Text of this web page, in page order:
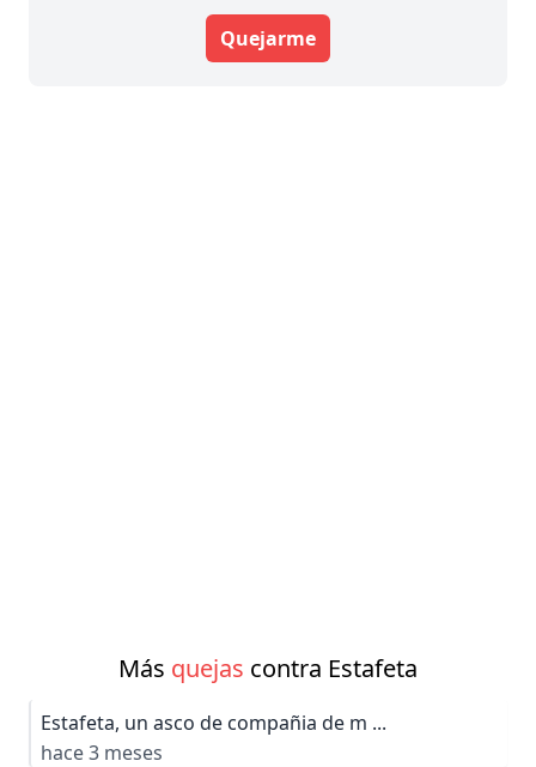
Quejarme
Más quejas contra Estafeta
Estafeta, un asco de compañia de m ...
hace 3 meses